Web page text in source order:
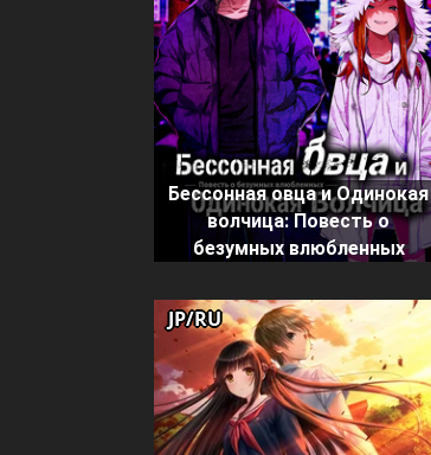
Бессонная овца и Одинокая
волчица: Повесть о
безумных влюбленных
JP/RU